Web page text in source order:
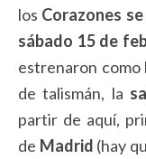
los Corazones
sábado 15 de
estrenaron como
de talismán, la
partir de aquí,
de Madrid (hay